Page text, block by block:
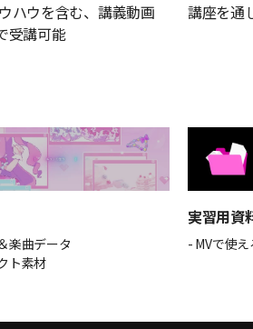
ハウを含む、講義動画
受講可能
講座を通
楽曲データ
ト素材
実習用資
- MVで使